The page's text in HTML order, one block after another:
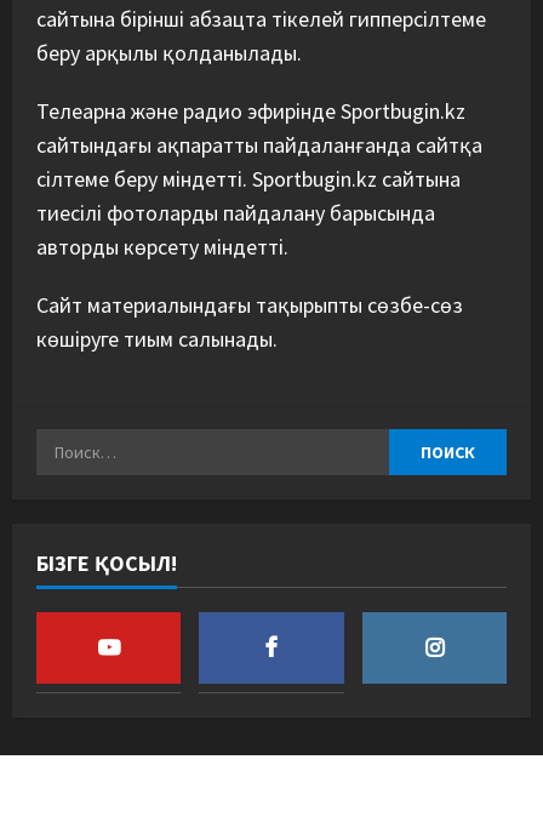
сайтына бірінші абзацта тікелей гипперсілтеме
беру арқылы қолданылады.
Телеарна және радио эфирінде Sportbugin.kz
сайтындағы ақпаратты пайдаланғанда сайтқа
сілтеме беру міндетті. Sportbugin.kz сайтына
тиесілі фотоларды пайдалану барысында
авторды көрсету міндетті.
Сайт материалындағы тақырыпты сөзбе-сөз
көшіруге тиым салынады.
БІЗГЕ ҚОСЫЛ!